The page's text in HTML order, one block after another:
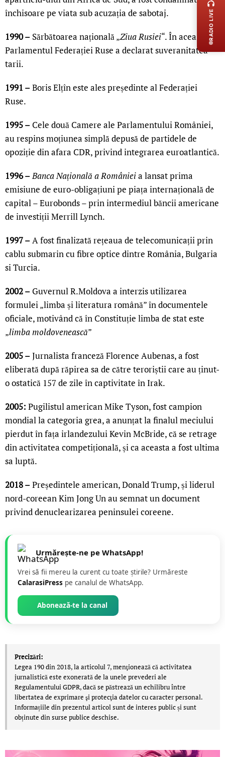
închisoare pe viata sub acuzația de sabotaj.
1990 – Sărbătoarea națională „Ziua Rusiei“. În aceasta zi
Parlamentul Federației Ruse a declarat suveranitatea
tarii.
1991 –Boris Elțîn este ales președinte al Federației
Ruse.
1995 – Cele două Camere ale Parlamentului României,
au respins moțiunea simplă depusă de partidele de
opoziție din afara CDR, privind integrarea euroatlantică.
1996 – Banca Națională a Românieia lansat prima
emisiune de euro-obligațiuni pe piața internațională de
capital – Eurobonds – prin intermediul băncii americane
de investiții Merrill Lynch.
1997 – A fost finalizată rețeaua de telecomunicații prin
cablu submarin cu fibre optice dintre România, Bulgaria
si Turcia.
2002 – Guvernul R.Moldova a interzis utilizarea
formulei „limba și literatura română” în documentele
oficiale, motivând că în Constituție limba de stat este
„limba moldovenească”
2005 –Jurnalista franceză Florence Aubenas, a fost
eliberată după răpirea sa de către teroriștii care au ținut-
o ostatică 157 de zile în captivitate în Irak.
2005: Pugilistul american Mike Tyson, fost campion
mondial la categoria grea, a anunțat la finalul meciului
pierdut în fața irlandezului Kevin McBride, că se retrage
din activitatea competițională, și ca aceasta a fost ultima
sa luptă.
2018 –Președintele american, Donald Trump, și liderul
nord-coreean Kim Jong Un au semnat un document
privind denuclearizarea peninsulei coreene.
Urmărește-ne pe WhatsApp!
Vrei să fii mereu la curent cu toate știrile? Urmăreste
CalarasiPress pe canalul de WhatsApp.
Abonează-te la canal
Precizări:
Legea 190 din 2018, la articolul 7, menţionează că activitatea
jurnalistică este exonerată de la unele prevederi ale
Regulamentului GDPR, dacă se păstrează un echilibru între
libertatea de exprimare şi protecţia datelor cu caracter personal.
Informațiile din prezentul articol sunt de interes public și sunt
obținute din surse publice deschise.
RADIO LIVE